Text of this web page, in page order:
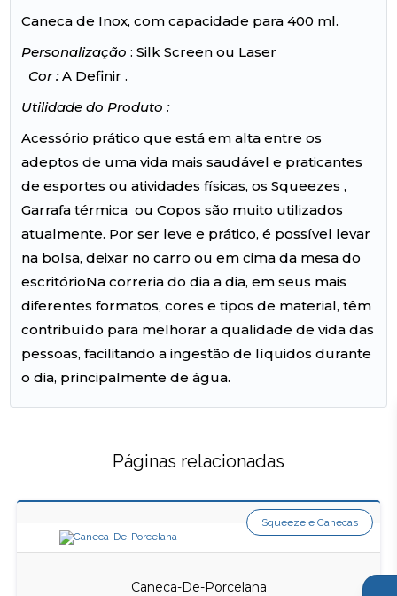
Caneca de Inox, com capacidade para 400 ml.
Personalização: Silk Screen ou Laser
Cor :A Definir .
Utilidade do Produto :
Acessório prático que está em alta entre os
adeptos de uma vida mais saudável e praticantes
de esportes ou atividades físicas, os Squeezes ,
Garrafa térmica ou Copos são muito utilizados
atualmente. Por ser leve e prático, é possível levar
na bolsa, deixar no carro ou em cima da mesa do
escritórioNa correria do dia a dia, em seus mais
diferentes formatos, cores e tipos de material, têm
contribuído para melhorar a qualidade de vida das
pessoas, facilitando a ingestão de líquidos durante
o dia, principalmente de água.
Páginas relacionadas
Caneca-De-Porcelana
Squeeze e Canecas